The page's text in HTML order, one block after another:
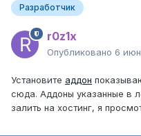
Разработчик
r0z1x
Опубликовано 6
Установите аддон
сюда. Аддоны указанные в
залить на хостинг, я